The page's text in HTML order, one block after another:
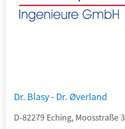
Dr. Blasy - Dr. Øverland
D-82279 Eching, Moosstraße 3